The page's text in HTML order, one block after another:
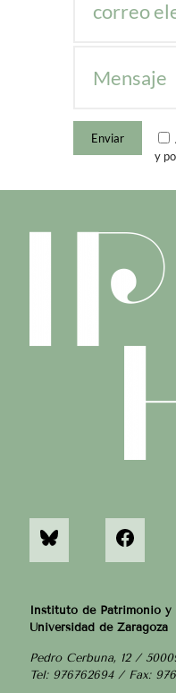
y
Instituto de Patrimonio y
Universidad de Zaragoza
Pedro Cerbuna, 12 /
Tel: 976762694 / Fax: